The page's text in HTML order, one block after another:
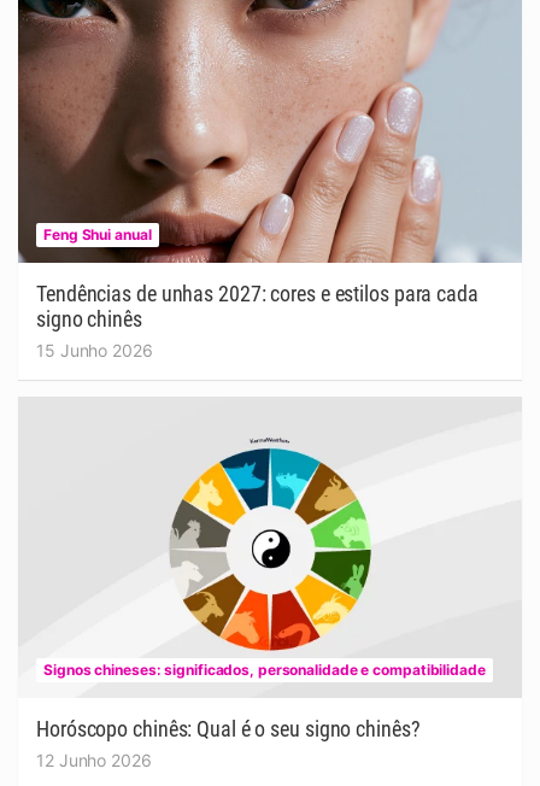
Feng Shui anual
Tendências de unhas 2027: cores e estilos para cada
signo chinês
15 Junho 2026
Signos chineses: significados, personalidade e compatibilidade
Horóscopo chinês: Qual é o seu signo chinês?
12 Junho 2026